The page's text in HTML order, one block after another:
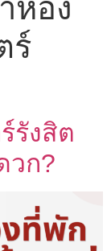
ห้อง
ร์
รังสิต
วก?